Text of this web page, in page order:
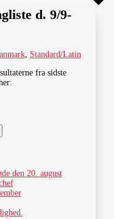
d. 9/9-
, Standard/Latin
fra sidste
den 20. august